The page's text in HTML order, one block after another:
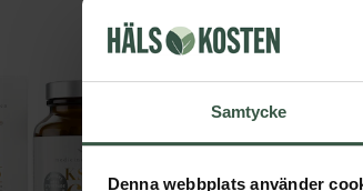
Samtycke
Denna webbplats använder